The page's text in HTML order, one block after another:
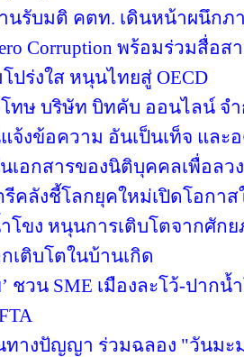
นรับมติ คตท. เดินหน้าผนึกภ
Corruption พร้อมร่วมสื่อ
ปร่งใส หนุนไทยสู่ OECD
ทษ บริษัท บิทคับ ออนไลน์ จ
จ้งข้อความ อันเป็นเท็จ แล
เอกสารของนิติบุคคลเพื่อลว
คลังชี้โลกยุคใหม่เปิดโอกา
โขง หนุนการเติบโตจากศัก
เติบโตในบ้านเกิด
’ ชวน SME เมืองละโว้-ปา
ทางปัญญา ร่วมฉลอง "วันมะ